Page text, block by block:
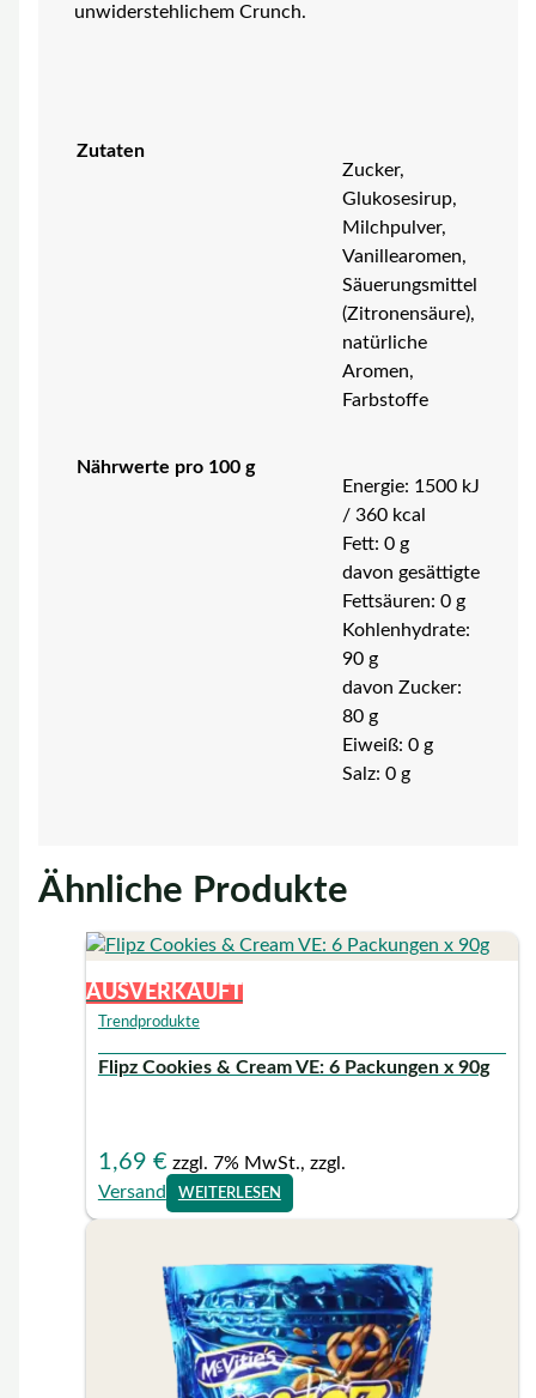
unwiderstehlichem Crunch.
Zutaten
Zucker,
Glukosesirup,
Milchpulver,
Vanillearomen,
Säuerungsmittel
(Zitronensäure),
natürliche
Aromen,
Farbstoffe
Nährwerte pro 100 g
Energie: 1500 kJ
/ 360 kcal
Fett: 0 g
davon gesättigte
Fettsäuren: 0 g
Kohlenhydrate:
90 g
davon Zucker:
80 g
Eiweiß: 0 g
Salz: 0 g
Ähnliche Produkte
AUSVERKAUFT
Trendprodukte
Flipz Cookies & Cream VE: 6 Packungen x 90g
1,69 € zzgl. 7% MwSt., zzgl.
Versand
WEITERLESEN